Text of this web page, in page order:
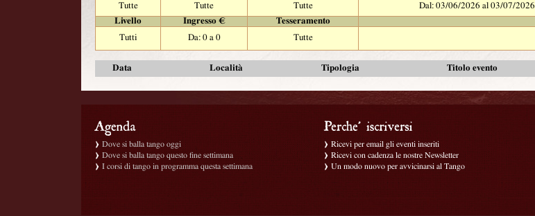
Tutte
Tutte Tutte Dal: 03/06/2026 al 03/07/2026
Livello
Ingresso €
Tesseramento
Tutti
Da: 0 a 0 Tutte
Data Località Tipologia Titolo evento
Dove si balla tango oggi
Dove si balla tango questo fine settimana
I corsi di tango in programma questa settimana
Ricevi per email gli eventi inseriti
Ricevi con cadenza le nostre Newsletter
Un modo nuovo per avvicinarsi al Tango